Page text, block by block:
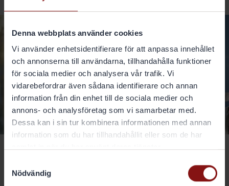
Denna webbplats använder cookies
Vi använder enhetsidentifierare för att anpassa innehållet
och annonserna till användarna, tillhandahålla funktioner
för sociala medier och analysera vår trafik. Vi
vidarebefordrar även sådana identifierare och annan
information från din enhet till de sociala medier och
annons- och analysföretag som vi samarbetar med.
Dessa kan i sin tur kombinera informationen med annan
information som du har tillhandahållit eller som de har
Nödvändig
GRÄNGES
Allt under ett tak i Gränges
Finspångs nya logistikhjärta